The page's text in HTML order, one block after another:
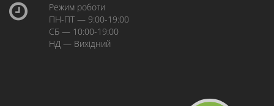
Режим роботи
ПН-ПТ — 9:00-19:00
СБ — 10:00-19:00
НД — Вихідний